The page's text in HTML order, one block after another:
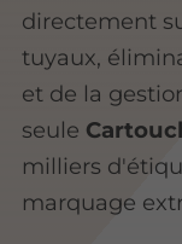
directement
tuyaux,
et de la
seule
milliers
marquage